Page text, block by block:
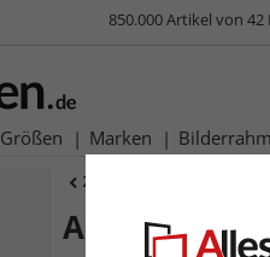
850.000 Artikel von 42
Größen Marken
Zurück
Alurahmen